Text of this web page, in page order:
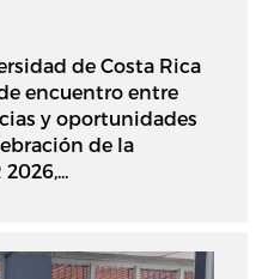
de Costa Rica
encuentro entre
y oportunidades
de la